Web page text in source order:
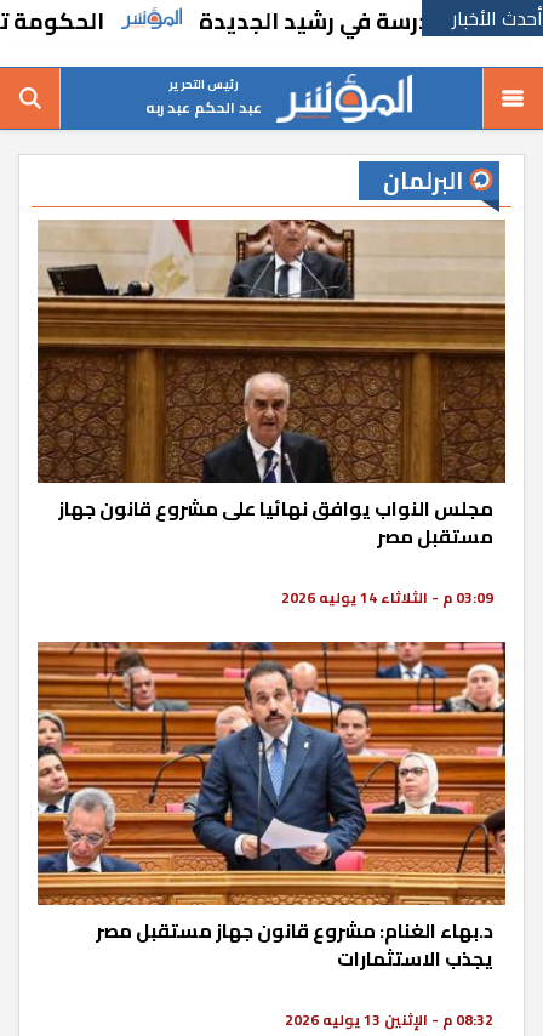
أحدث الأخبار
في رشيد الجديدة الحكومة تقر مسانده
رئيس التحرير
عبد الحكم عبد ربه
البرلمان
مجلس النواب يوافق نهائيا على مشروع قانون جهاز
مستقبل مصر
03:09 م - الثلاثاء 14 يوليه 2026
د.بهاء الغنام: مشروع قانون جهاز مستقبل مصر
يجذب الاستثمارات
08:32 م - الإثنين 13 يوليه 2026